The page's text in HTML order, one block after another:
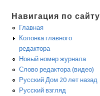
Навигация по сайту
Главная
Колонка главного
редактора
Новый номер журнала
Слово редактора (видео)
Русский Дом 20 лет назад
Русский взгляд